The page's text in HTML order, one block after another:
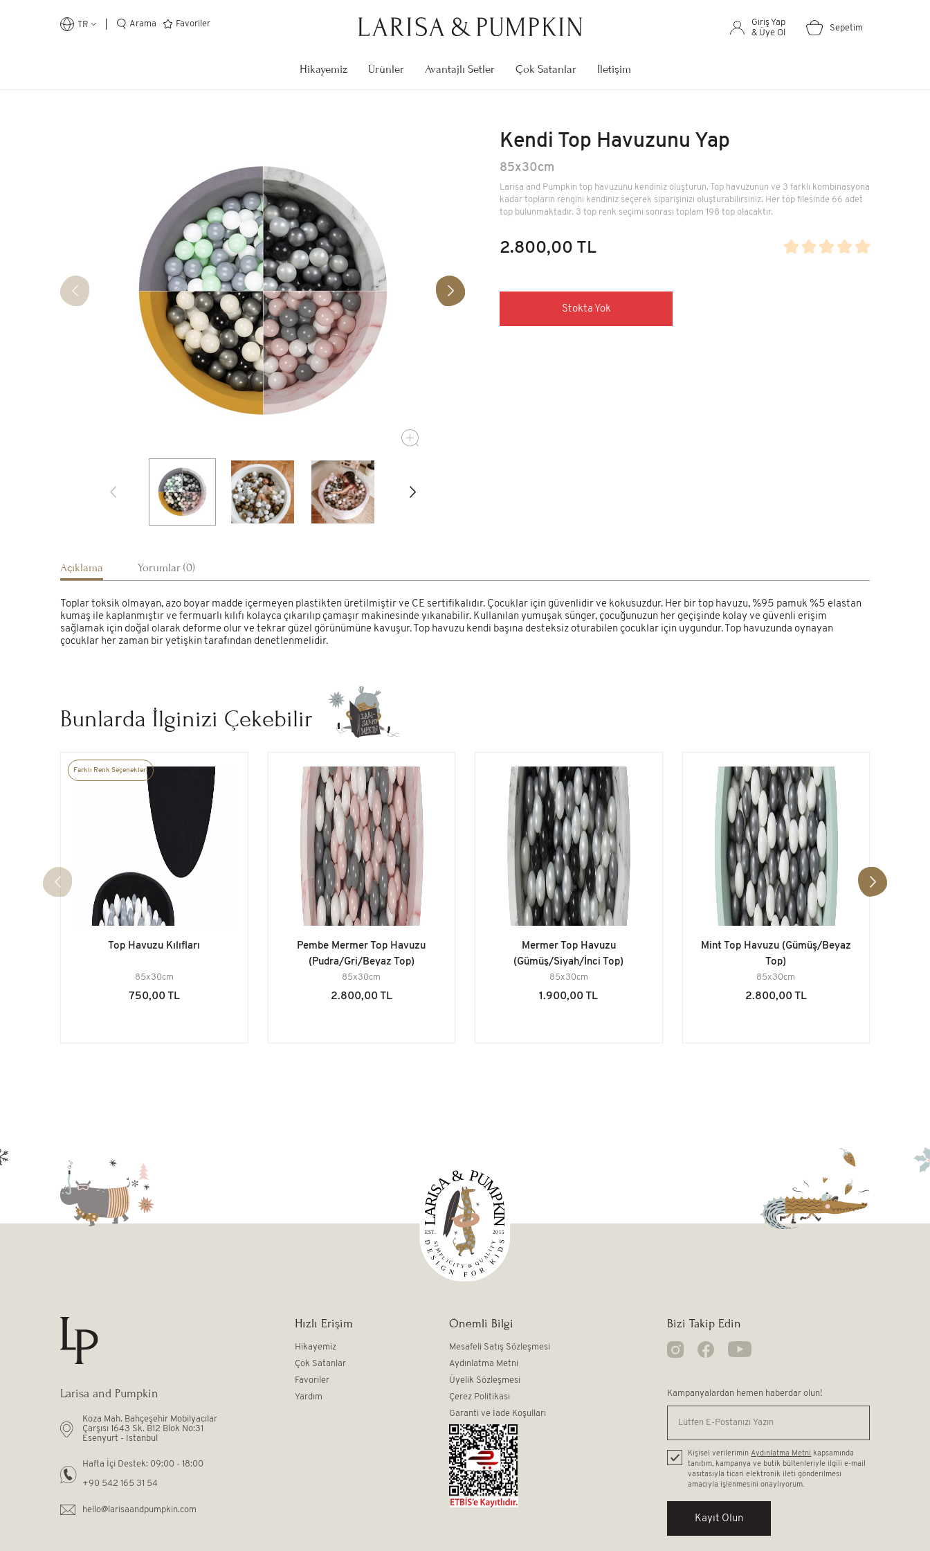
TR Arama Favoriler
Giriş Yap
& Üye Ol
Sepetim
Hikayemiz Ürünler Avantajlı Setler Çok Satanlar İletişim
Popüler Kategoriler
Oyun
Çocuk Odası
Ev Dekor
Kendi Top Havuzunu Yap
8.100,00 TL
Siyah Top Havuzu
(Altın/Gri/Beyaz Top)
Öğrenme Kulesi
Kendi Top Havuzunu Yap
85x30cm
Larisa and Pumpkin top havuzunu kendiniz oluşturun. Top havuzunun ve 3 farklı kombinasyona
kadar topların rengini kendiniz seçerek siparişinizi oluşturabilirsiniz. Her top filesinde 66 adet
top bulunmaktadır. 3 top renk seçimi sonrası toplam 198 top olacaktır.
2.800,00 TL
Stokta Yok
Açıklama Yorumlar (0)
Toplar toksik olmayan, azo boyar madde içermeyen plastikten üretilmiştir ve CE sertifikalıdır. Çocuklar için güvenlidir ve kokusuzdur. Her bir top havuzu, %95 pamuk %5 elastan
kumaş ile kaplanmıştır ve fermuarlı kılıfı kolayca çıkarılıp çamaşır makinesinde yıkanabilir. Kullanılan yumuşak sünger, çocuğunuzun her geçişinde kolay ve güvenli erişim
sağlamak için doğal olarak deforme olur ve tekrar güzel görünümüne kavuşur. Top havuzu kendi başına desteksiz oturabilen çocuklar için uygundur. Top havuzunda oynayan
çocuklar her zaman bir yetişkin tarafından denetlenmelidir.
Bunlarda İlginizi Çekebilir
Farklı Renk Seçenekleri
Top Havuzu Kılıfları
85x30cm
750,00 TL
Pembe Mermer Top Havuzu
(Pudra/Gri/Beyaz Top)
85x30cm
2.800,00 TL
Mermer Top Havuzu
(Gümüş/Siyah/İnci Top)
85x30cm
1.900,00 TL
Mint Top Havuzu (Gümüş/Beyaz
Top)
85x30cm
2.800,00 TL
Larisa and Pumpkin
Koza Mah. Bahçeşehir Mobilyacılar
Çarşısı 1643 Sk. B12 Blok No:31
Esenyurt - İstanbul
Hafta İçi Destek: 09:00 - 18:00
+90 542 165 31 54
hello@larisaandpumpkin.com
Hızlı Erişim
Hikayemiz
Çok Satanlar
Favoriler
Yardım
Önemli Bilgi
Mesafeli Satış Sözleşmesi
Aydınlatma Metni
Üyelik Sözleşmesi
Çerez Politikası
Garanti ve İade Koşulları
Bizi Takip Edin
Kampanyalardan hemen haberdar olun!
Kişisel verileriminAydınlatma Metni kapsamında
tanıtım, kampanya ve butik bültenleriyle ilgili e-mail
vasıtasıyla ticari elektronik ileti gönderilmesi
amacıyla işlenmesini onaylıyorum.
Kayıt Olun